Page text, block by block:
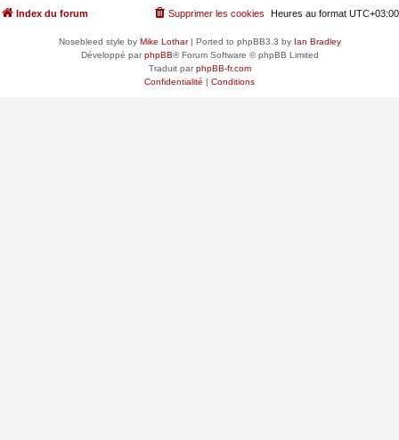
Index du forum Heures au format UTC+03:00
Supprimer les cookies
Nosebleed style by Mike Lothar| Ported to phpBB3.3 by Ian Bradley
Développé parphpBB® Forum Software © phpBB Limited
Traduit parphpBB-fr.com
Confidentialité | Conditions